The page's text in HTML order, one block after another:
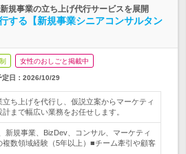
規事業の立ち上げ代行サービスを展開
する【新規事業シニアコンサルタン
女性のおしごと掲載中
日： 2026/10/29
ち上げを代行し、仮説立案からマーケティ
まで幅広い業務をお任せします。
新規事業、BizDev、コンサル、マーケティ
複数領域経験（5年以上）■チーム牽引や顧客